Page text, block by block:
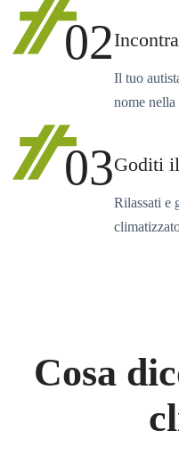
02
Il tuo
nome
03Goditi
Rilassati e
Cosa